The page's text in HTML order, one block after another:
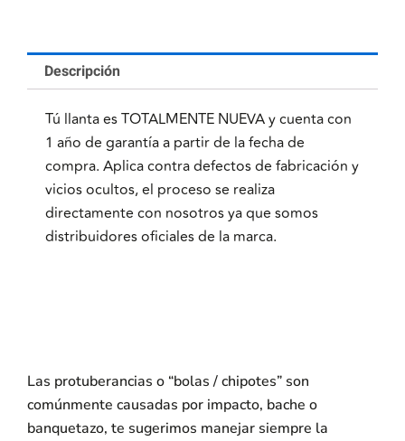
Descripción
Tú llanta es TOTALMENTE NUEVA y cuenta con
1 año de garantía a partir de la fecha de
compra. Aplica contra defectos de fabricación y
vicios ocultos, el proceso se realiza
directamente con nosotros ya que somos
distribuidores oficiales de la marca.
Las protuberancias o “bolas / chipotes” son
comúnmente causadas por impacto, bache o
banquetazo, te sugerimos manejar siempre la